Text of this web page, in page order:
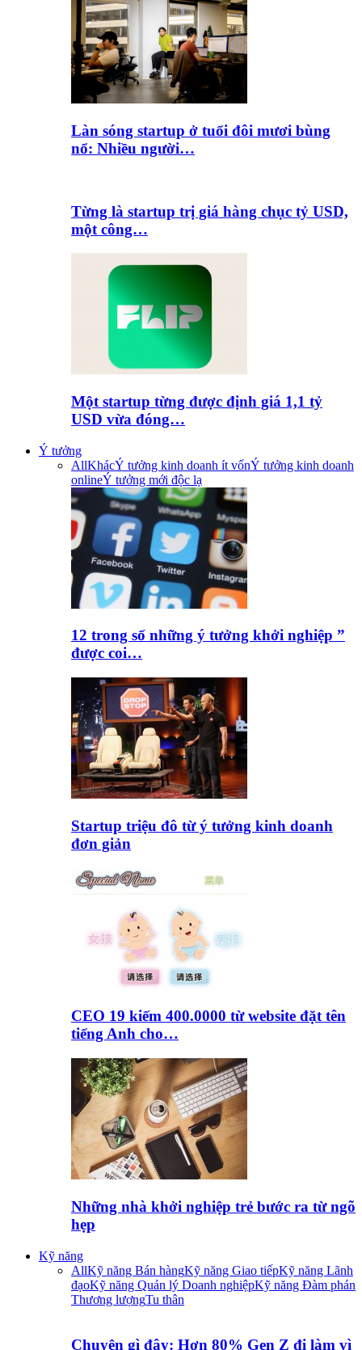
Làn sóng startup ở tuổi đôi mươi bùng
nổ: Nhiều người…
Từng là startup trị giá hàng chục tỷ USD,
một công…
Một startup từng được định giá 1,1 tỷ
USD vừa đóng…
Ý tưởng
AllKhácÝ tưởng kinh doanh ít vốnÝ tưởng kinh doanh
onlineÝ tưởng mới độc lạ
12 trong số những ý tưởng khởi nghiệp ”
được coi…
Startup triệu đô từ ý tưởng kinh doanh
đơn giản
CEO 19 kiếm 400.0000 từ website đặt tên
tiếng Anh cho…
Những nhà khởi nghiệp trẻ bước ra từ ngõ
hẹp
Kỹ năng
AllKỹ năng Bán hàngKỹ năng Giao tiếpKỹ năng Lãnh
đạoKỹ năng Quản lý Doanh nghiệpKỹ năng Đàm phán
Thương lượngTu thân
Chuyện gì đây: Hơn 80% Gen Z đi làm vì